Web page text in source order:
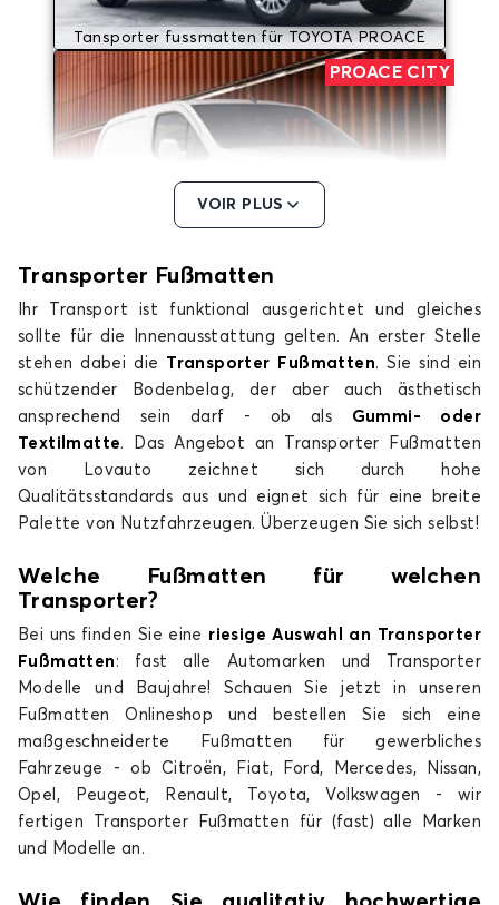
Tansporter fussmatten für TOYOTA PROACE
PROACE CITY
Tansporter fussmatten für TOYOTA PROACE
CITY
PROACE CITY Electric
Tansporter fussmatten für TOYOTA PROACE
CITY Electric
PROACE Electric
Tansporter fussmatten für TOYOTA PROACE
Electric
VOIR PLUS
Transporter Fußmatten
Ihr Transport ist funktional ausgerichtet und gleiches
sollte für die Innenausstattung gelten. An erster Stelle
stehen dabei die Transporter Fußmatten. Sie sind ein
schützender Bodenbelag, der aber auch ästhetisch
ansprechend sein darf - ob als Gummi- oder
Textilmatte. Das Angebot an Transporter Fußmatten
von Lovauto zeichnet sich durch hohe
Qualitätsstandards aus und eignet sich für eine breite
Palette von Nutzfahrzeugen. Überzeugen Sie sich selbst!
Welche Fußmatten für welchen
Transporter?
Bei uns finden Sie eine riesige Auswahl an Transporter
Fußmatten : fast alle Automarken und Transporter
Modelle und Baujahre! Schauen Sie jetzt in unseren
Fußmatten Onlineshop und bestellen Sie sich eine
maßgeschneiderte Fußmatten für gewerbliches
Fahrzeuge - ob Citroën, Fiat, Ford, Mercedes, Nissan,
Opel, Peugeot, Renault, Toyota, Volkswagen - wir
fertigen Transporter Fußmatten für (fast) alle Marken
und Modelle an.